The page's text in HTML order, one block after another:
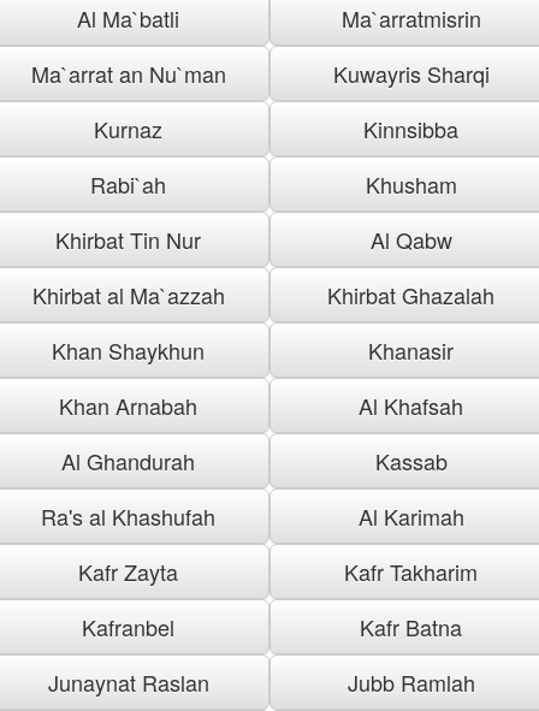
Al Ma`batli
Ma`arratmisrin
Ma`arrat an Nu`man
Kuwayris Sharqi
Kurnaz
Kinnsibba
Rabi`ah
Khusham
Khirbat Tin Nur
Al Qabw
Khirbat al Ma`azzah
Khirbat Ghazalah
Khan Shaykhun
Khanasir
Khan Arnabah
Al Khafsah
Al Ghandurah
Kassab
Ra's al Khashufah
Al Karimah
Kafr Zayta
Kafr Takharim
Kafranbel
Kafr Batna
Junaynat Raslan
Jubb Ramlah